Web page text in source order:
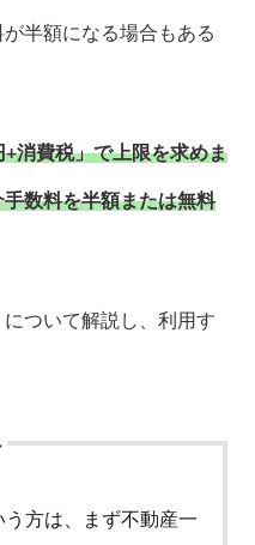
半額になる場合もある
消費税」で上限を求めま
数料を半額または無料
ついて解説し、利用す
う方は、まず不動産一